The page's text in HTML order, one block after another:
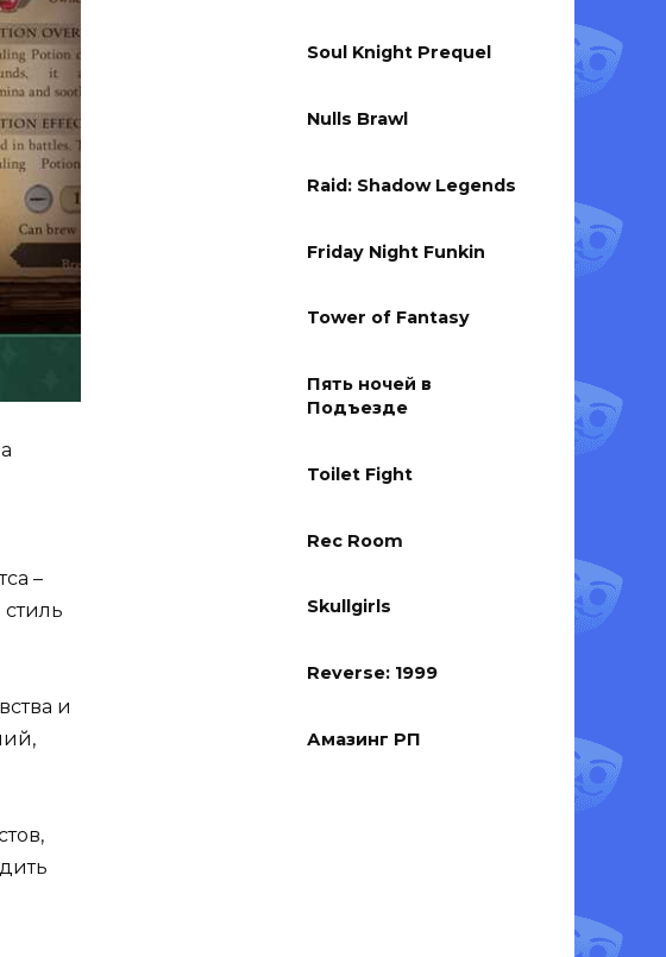
–
и
Soul Knight Prequel
Nulls Brawl
Raid: Shadow Legends
Friday Night Funkin
Tower of Fantasy
Пять ночей в
Подъезде
Toilet Fight
Rec Room
Skullgirls
Reverse: 1999
Амазинг РП